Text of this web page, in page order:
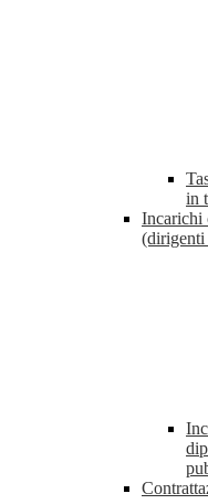
in
Incarichi
(dirigenti